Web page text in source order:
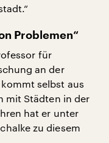
Problemen“
für
an der
selbst aus
mit Städten in der
hat er unter
zu diesem